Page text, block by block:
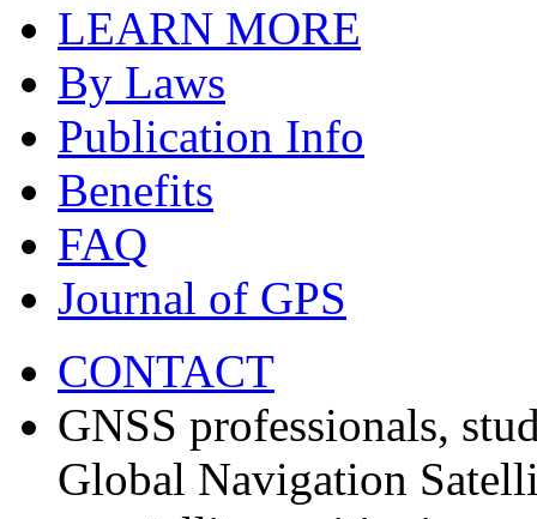
LEARN MORE
By Laws
Publication Info
Benefits
FAQ
Journal of GPS
CONTACT
GNSS professionals,
Global Navigation